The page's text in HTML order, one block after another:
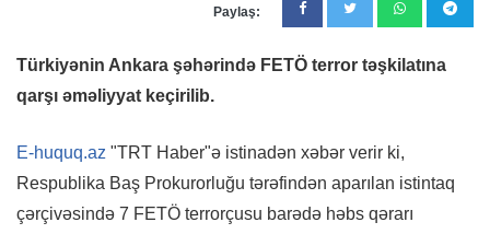
Paylaş:
Türkiyənin Ankara şəhərində FETÖ terror təşkilatına
qarşı əməliyyat keçirilib.
E-huquq.az "TRT Haber"ə istinadən xəbər verir ki,
Respublika Baş Prokurorluğu tərəfindən aparılan istintaq
çərçivəsində 7 FETÖ terrorçusu barədə həbs qərarı